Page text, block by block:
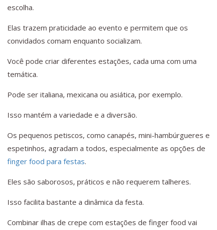
escolha.
Elas trazem praticidade ao evento e permitem que os
convidados comam enquanto socializam.
Você pode criar diferentes estações, cada uma com uma
temática.
Pode ser italiana, mexicana ou asiática, por exemplo.
Isso mantém a variedade e a diversão.
Os pequenos petiscos, como canapés, mini-hambúrgueres e
espetinhos, agradam a todos, especialmente as opções de
finger food para festas.
Eles são saborosos, práticos e não requerem talheres.
Isso facilita bastante a dinâmica da festa.
Combinar ilhas de crepe com estações de finger food vai